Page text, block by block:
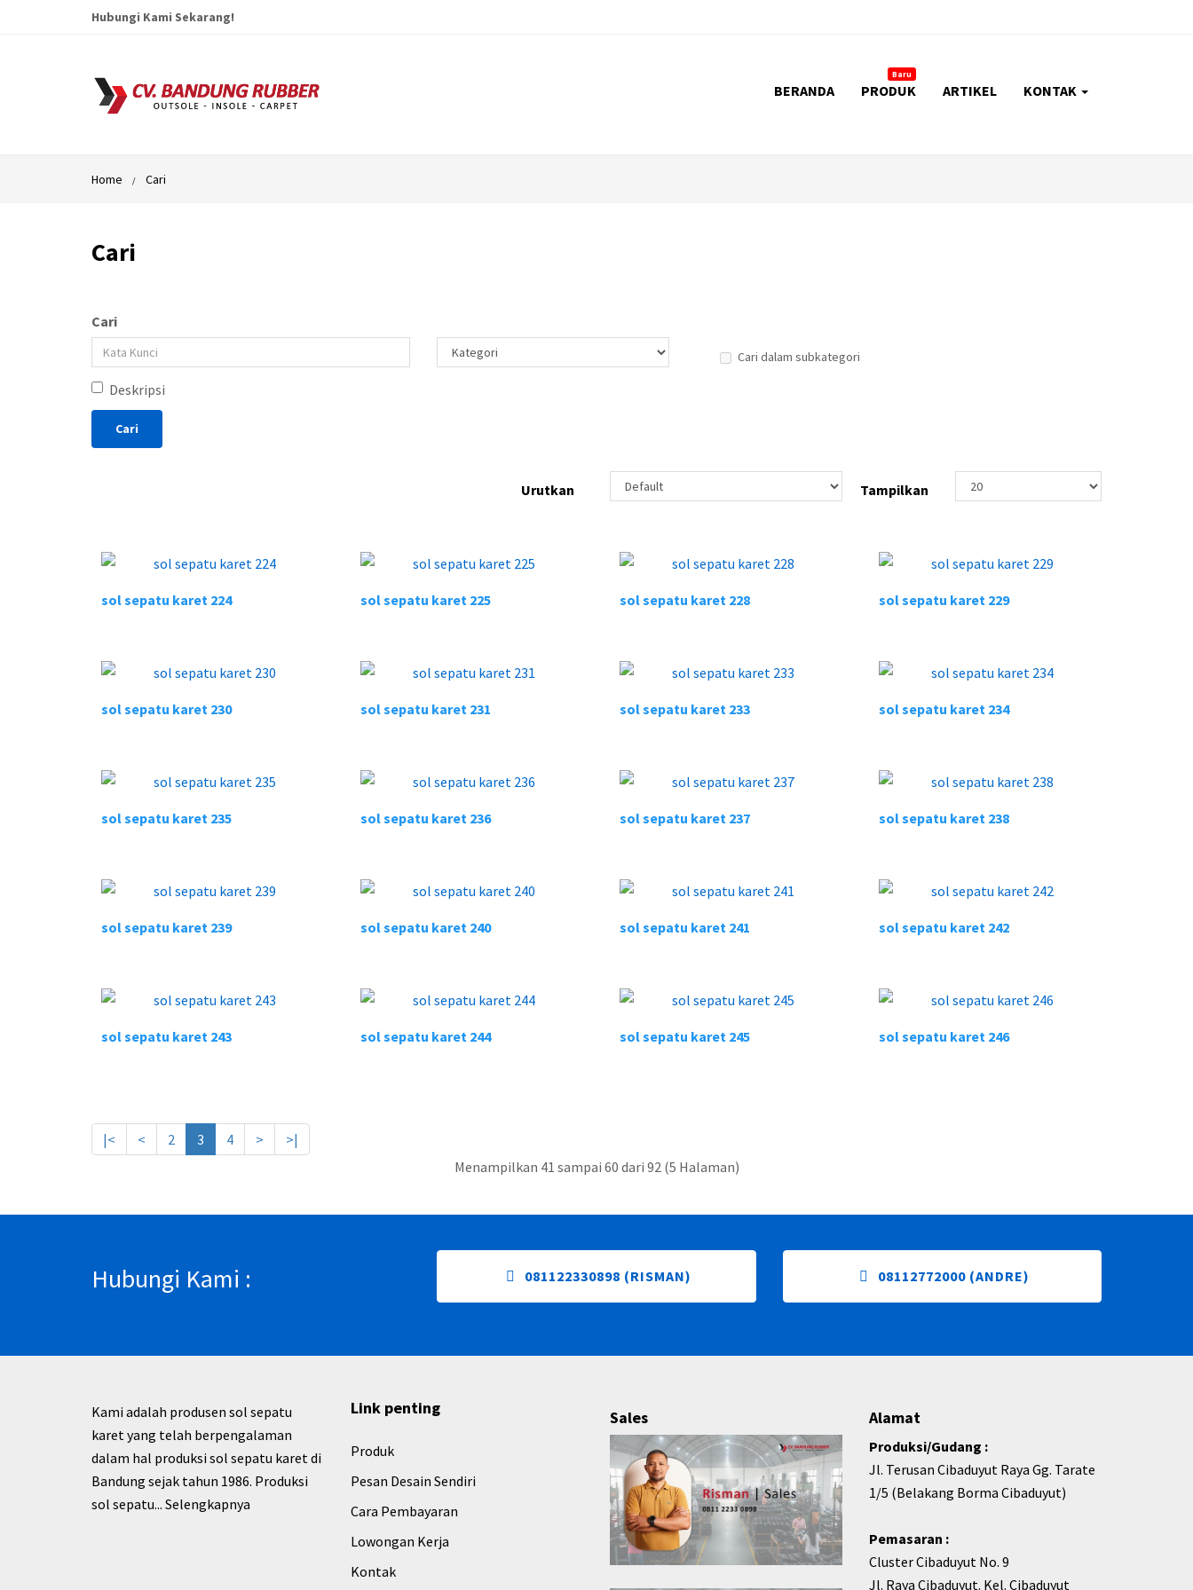
Hubungi Kami Sekarang!
BERANDA PRODUK
Baru
ARTIKEL KONTAK
Home Cari
Cari
Cari
Cari dalam subkategori
Deskripsi
Urutkan Tampilkan
sol sepatu karet 224 sol sepatu karet 225 sol sepatu karet 228 sol sepatu karet 229
sol sepatu karet 230 sol sepatu karet 231 sol sepatu karet 233 sol sepatu karet 234
sol sepatu karet 235 sol sepatu karet 236 sol sepatu karet 237 sol sepatu karet 238
sol sepatu karet 239 sol sepatu karet 240 sol sepatu karet 241 sol sepatu karet 242
sol sepatu karet 243 sol sepatu karet 244 sol sepatu karet 245 sol sepatu karet 246
|< < 2 3 4 >
>|
Menampilkan 41 sampai 60 dari 92 (5 Halaman)
Hubungi Kami : 081122330898 (RISMAN) 08112772000 (ANDRE)
Kami adalah produsen sol sepatu
karet yang telah berpengalaman
dalam hal produksi sol sepatu karet di
Bandung sejak tahun 1986. Produksi
sol sepatu... Selengkapnya
Link penting
Produk
Pesan Desain Sendiri
Cara Pembayaran
Lowongan Kerja
Kontak
Sales Alamat
Produksi/Gudang :
Jl. Terusan Cibaduyut Raya Gg. Tarate
1/5 (Belakang Borma Cibaduyut)
Pemasaran :
Cluster Cibaduyut No. 9
Jl. Raya Cibaduyut. Kel. Cibaduyut